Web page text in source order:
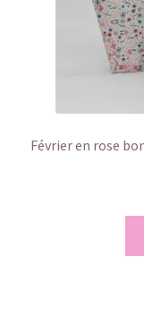
Février en rose